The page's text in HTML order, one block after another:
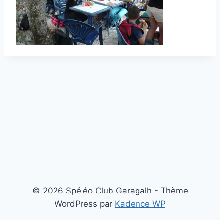
© 2026 Spéléo Club Garagalh - Thème
WordPress par Kadence WP